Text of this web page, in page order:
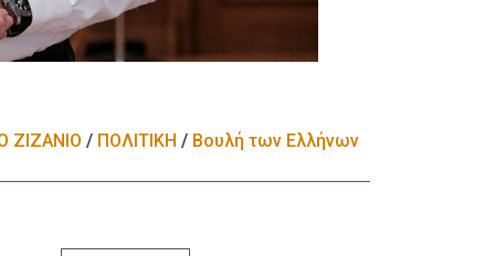
ΖΙΖΑΝΙΟ / ΠΟΛΙΤΙΚΗ / Βουλή των Ελλήνων